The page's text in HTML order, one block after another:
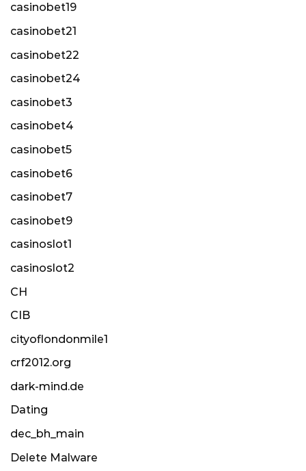
casinobet19
casinobet21
casinobet22
casinobet24
casinobet3
casinobet4
casinobet5
casinobet6
casinobet7
casinobet9
casinoslot1
casinoslot2
CH
CIB
cityoflondonmile1
crf2012.org
dark-mind.de
Dating
dec_bh_main
Delete Malware